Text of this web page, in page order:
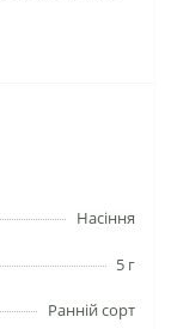
Насіння
5 г
Ранній сорт